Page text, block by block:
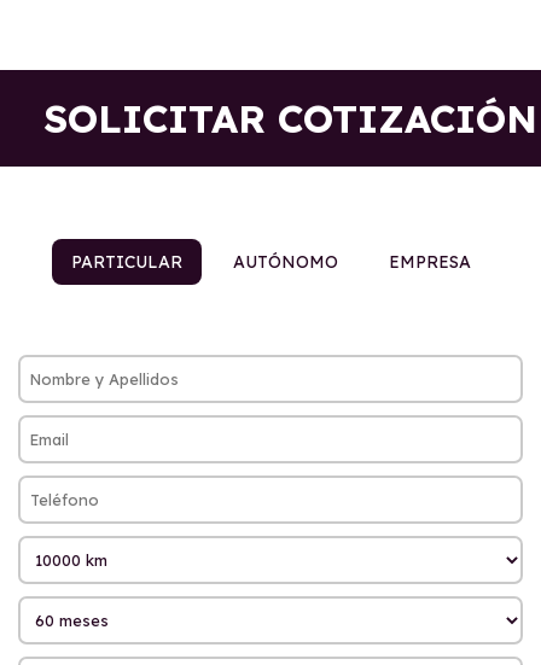
SOLICITAR COTIZACIÓN
PARTICULAR AUTÓNOMO EMPRESA